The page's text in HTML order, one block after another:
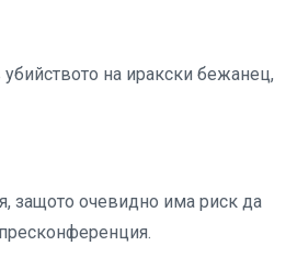
на иракски бежанец,
защото очевидно има риск да